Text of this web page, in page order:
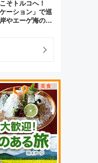
そトルコへ！
ケーション」で巡
やエーゲ海の避
『2026年に訪れ
の旅先』